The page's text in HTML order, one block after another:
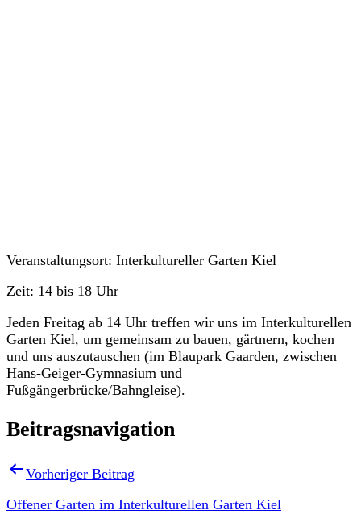
Veranstaltungsort: Interkultureller Garten Kiel
Zeit: 14 bis 18 Uhr
Jeden Freitag ab 14 Uhr treffen wir uns im Interkulturellen
Garten Kiel, um gemeinsam zu bauen, gärtnern, kochen
und uns auszutauschen (im Blaupark Gaarden, zwischen
Hans-Geiger-Gymnasium und
Fußgängerbrücke/Bahngleise).
Beitragsnavigation
Vorheriger Beitrag
Offener Garten im Interkulturellen Garten Kiel